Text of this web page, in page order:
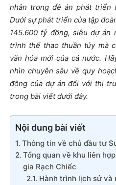
nhân trong đề án phát triển
Dưới sự phát triển của tập
145.600 tỷ đồng, siêu dự án
trình thể thao thuần túy mà
văn hóa mới của cả nước.
nhìn chuyên sâu về quy
động của dự án đối với thị
trong bài viết dưới đây.
Nội dung bài viết
Thông tin về chủ đầu tư
Tổng quan về khu liên
gia Rạch Chiếc
Hành trình lịch sử và